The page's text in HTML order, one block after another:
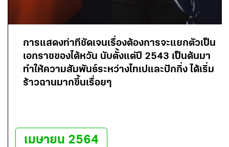
การแสดงท่าทีชัดเจนเรื่องต้องการจะแยกตัวเป็น
เอกราชของไต้หวัน นับตั้งแต่ปี 2543 เป็นต้นมา
ทำให้ความสัมพันธ์ระหว่างไทเปและปักกิ่ง ได้เริ่ม
ร้าวฉานมากขึ้นเรื่อยๆ
เมษายน 2564